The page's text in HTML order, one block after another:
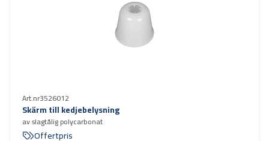
Art.nr3526012
Skärm till kedjebelysning
av slagtålig polycarbonat
Offertpris